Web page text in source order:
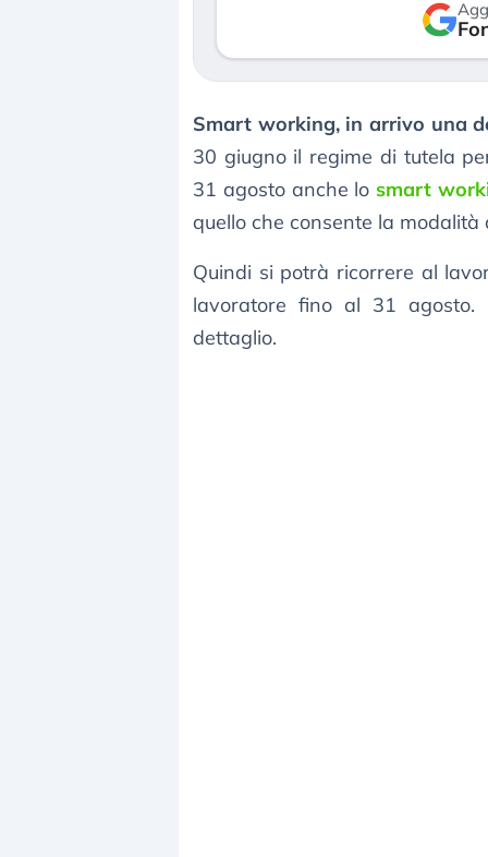
Smart working, in arrivo una
30 giugno il regime di tutela
31 agosto anche lo smart
quello che consente la
Quindi si potrà ricorrere al
lavoratore fino al 31 agosto.
dettaglio.